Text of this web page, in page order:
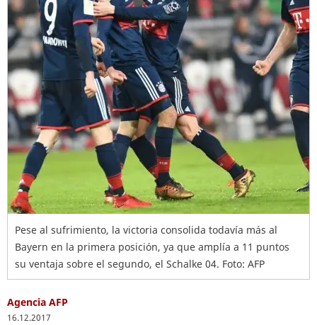
Pese al sufrimiento, la victoria consolida todavía más al
Bayern en la primera posición, ya que amplía a 11 puntos
su ventaja sobre el segundo, el Schalke 04. Foto: AFP
Agencia AFP
16.12.2017